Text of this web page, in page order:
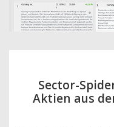
Sector-
Aktien aus